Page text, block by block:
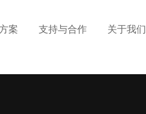
案 支持与合作 关于我们